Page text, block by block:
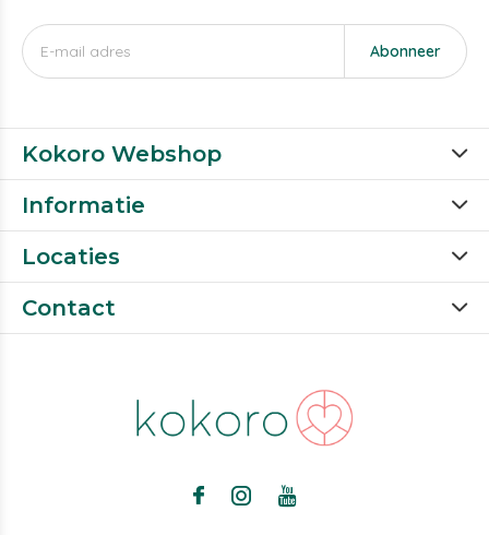
Abonneer
Kokoro Webshop
Informatie
Locaties
Contact